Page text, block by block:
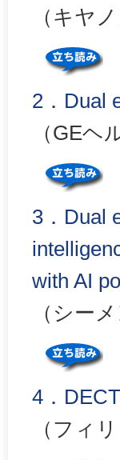
（キヤ
2．Dual
（GE
3．Dual
with AI
（シー
4．
（フィ